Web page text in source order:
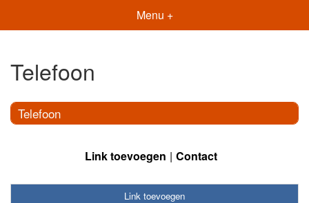
Menu +
Telefoon
Telefoon
Link toevoegen Contact
Link toevoegen